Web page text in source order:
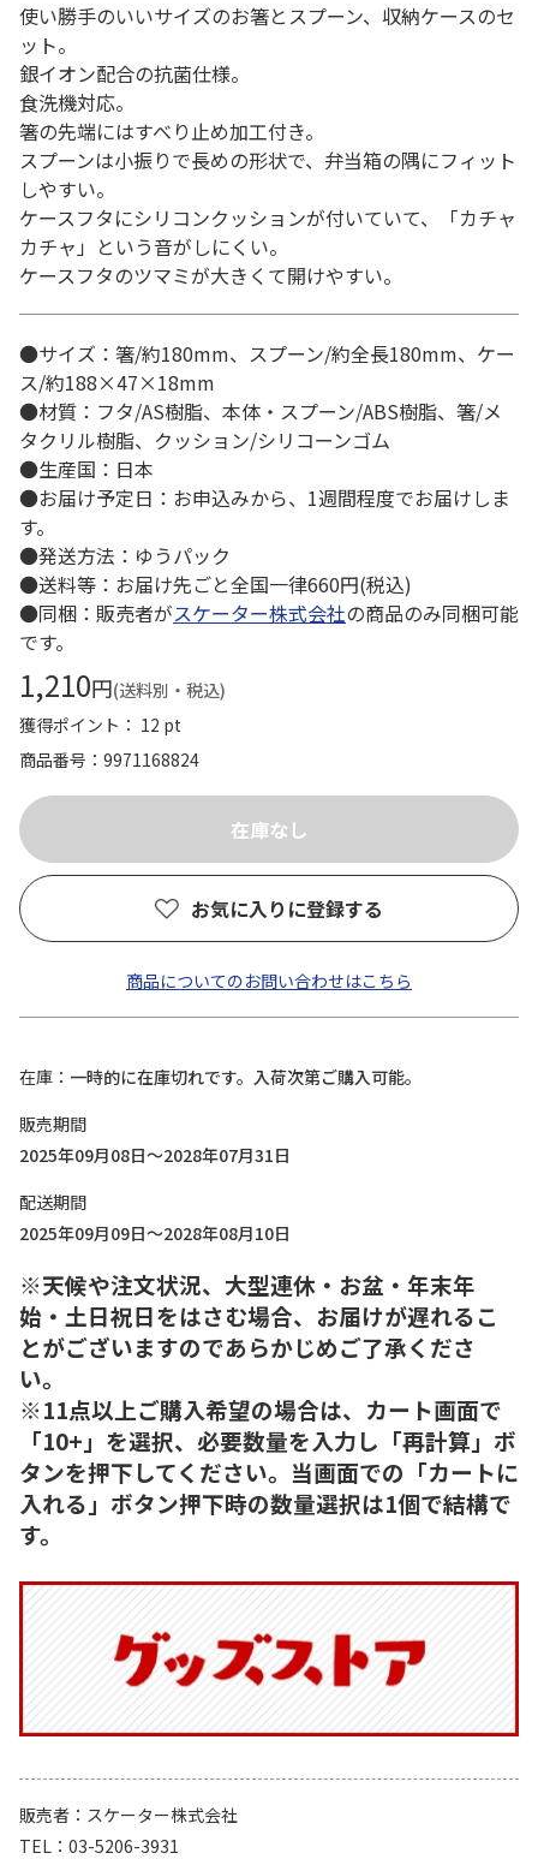
使い勝手のいいサイズのお箸とスプーン、収納ケースのセ
ット。
銀イオン配合の抗菌仕様。
食洗機対応。
箸の先端にはすべり止め加工付き。
スプーンは小振りで長めの形状で、弁当箱の隅にフィット
しやすい。
ケースフタにシリコンクッションが付いていて、「カチャ
カチャ」という音がしにくい。
ケースフタのツマミが大きくて開けやすい。
●サイズ：箸/約180mm、スプーン/約全長180mm、ケー
ス/約188×47×18mm
●材質：フタ/AS樹脂、本体・スプーン/ABS樹脂、箸/メ
タクリル樹脂、クッション/シリコーンゴム
●生産国：日本
●お届け予定日：お申込みから、1週間程度でお届けしま
す。
●発送方法：ゆうパック
●送料等：お届け先ごと全国一律660円(税込)
●同梱：販売者がスケーター株式会社の商品のみ同梱可能
です。
1,210円(送料別・税込)
獲得ポイント： 12 pt
商品番号
9971168824
お気に入りに登録する
商品についてのお問い合わせはこちら
在庫
一時的に在庫切れです。入荷次第ご購入可能。
販売期間
2025年09月08日～2028年07月31日
配送期間
2025年09月09日～2028年08月10日
※天候や注文状況、大型連休・お盆・年末年
始・土日祝日をはさむ場合、お届けが遅れるこ
とがございますのであらかじめご了承くださ
い。
※11点以上ご購入希望の場合は、カート画面で
「10+」を選択、必要数量を入力し「再計算」ボ
タンを押下してください。当画面での「カートに
入れる」ボタン押下時の数量選択は1個で結構で
す。
販売者
スケーター株式会社
TEL
03-5206-3931